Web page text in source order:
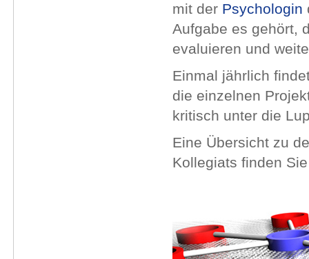
mit der Psychologin
Aufgabe es gehört,
evaluieren und
Einmal jährlich
die einzelnen
kritisch unter die
Eine Übersicht zu
Kollegiats finden